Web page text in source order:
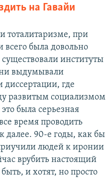
на Гавайи
тоталитаризме, при
была довольно
институты
выдумывали
где
развитым социализмом
была серьезная
время проводить
далее. 90-е годы, как бы
людей к иронии
врубить настоящий
и хотят, но просто